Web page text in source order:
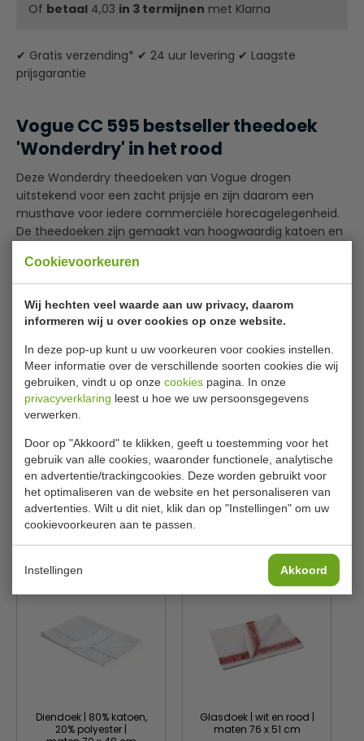
Cookievoorkeuren
Wij hechten veel waarde aan uw privacy, daarom
informeren wij u over cookies op onze website.
In deze pop-up kunt u uw voorkeuren voor cookies instellen.
Meer informatie over de verschillende soorten cookies die wij
gebruiken, vindt u op onze cookies pagina. In onze
privacyverklaring leest u hoe we uw persoonsgegevens
verwerken.
Door op "Akkoord" te klikken, geeft u toestemming voor het
gebruik van alle cookies, waaronder functionele, analytische
en advertentie/trackingcookies. Deze worden gebruikt voor
het optimaliseren van de website en het personaliseren van
advertenties. Wilt u dit niet, klik dan op "Instellingen" om uw
cookievoorkeuren aan te passen.
Instellingen Akkoord
Of betaal 4,03 in 3 termijnen met Klarna
✔ Gratis verzending* ✔ 24 uur levering ✔ Laagste
prijsgarantie
Vogue CC 595 bestseller theedoek
'Wonderdry' in het rood
Deze Wonderdry theedoeken van Vogue drogen
uitstekend voor een zacht prijsje en zijn daarom een
musthave voor iedere commerciële horecagelegenheid.
De theedoeken zijn gemaakt van hoogwaardig katoen en
snel en grondig. Dankzij het kwalitatieve materiaal zijn ze
eenvoudig te reinigen en zeer slijtbestendig en dus
geschikt voor veelvuldig gebruik. Omdat ze ook
verkrijgbaar zijn in andere kleuren, kunt u, ter bevordering
gebruiken. Ze worden verkocht per 10 stuks, zijn daarom
zeer betaalbaar en bieden waar voor hun geld.
Voor optimale absorptie is het raadzaam ze voor het
Niet geschikt voor de droger
Droogt snel en grondig
198g/m2
Wassen op 40°C, strijken op lage temperatuur
Lees meer
Specificaties
Model
CC 595
Maten
Kleur
rood wit geblokt
Materiaal
75% katoen en 25% polyester
Aantal
10
Is dit iets voor jou?
Diendoek | 80% katoen,
20% polyester |
Glasdoek | wit en rood |
maten 76 x 51 cm